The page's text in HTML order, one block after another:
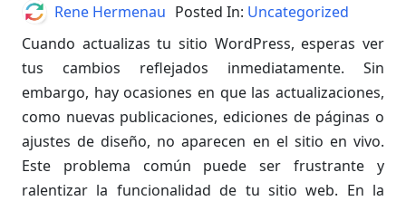
Cuando actualizas tu sitio WordPress, esperas ver
tus cambios reflejados inmediatamente. Sin
embargo, hay ocasiones en que las actualizaciones,
como nuevas publicaciones, ediciones de páginas o
ajustes de diseño, no aparecen en el sitio en vivo.
Este problema común puede ser frustrante y
ralentizar la funcionalidad de tu sitio web. En la
AuthorRene Hermenau Posted In: Uncategorized